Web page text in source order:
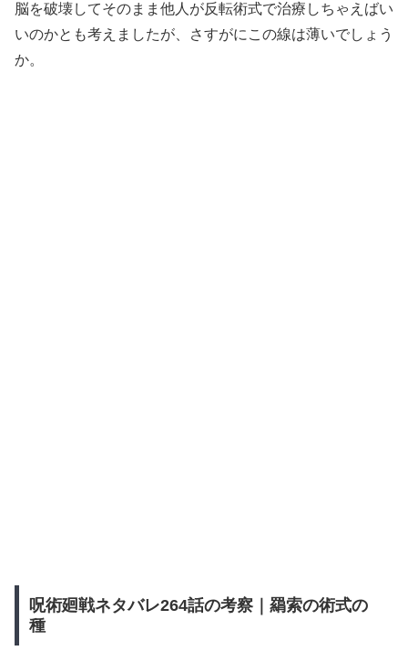
脳を破壊してそのまま他人が反転術式で治療しちゃえばい
いのかとも考えましたが、さすがにこの線は薄いでしょう
か。
呪術廻戦ネタバレ264話の考察｜羂索の術式の
種